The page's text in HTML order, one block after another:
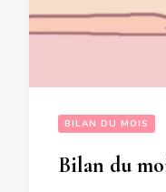
BILAN DU MOIS
Bilan du